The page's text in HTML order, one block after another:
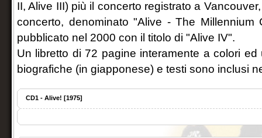
II, Alive III) più il concerto registrato a
concerto, denominato "Alive - The Millennium
pubblicato nel 2000 con il titolo di "Alive IV".
Un libretto di 72 pagine interamente a colori
biografiche (in giapponese) e testi sono inclusi
CD1 - Alive! [1975]